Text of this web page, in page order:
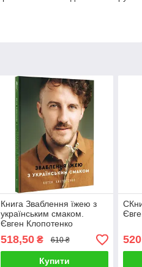
Книга Зваблення їжею з
українським смаком.
Євген Клопотенко
518,50₴ 610 ₴
Купити